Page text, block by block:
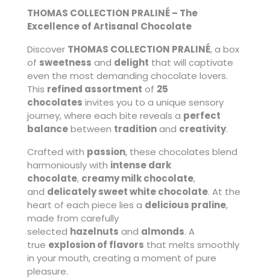
THOMAS COLLECTION PRALINÉ – The
Excellence of Artisanal Chocolate
Discover THOMAS COLLECTION PRALINÉ, a box
of sweetness and delight that will captivate
even the most demanding chocolate lovers.
This refined assortment of 25
chocolates invites you to a unique sensory
journey, where each bite reveals a perfect
balancebetween traditionand creativity.
Crafted with passion, these chocolates blend
harmoniously with intense dark
chocolate, creamy milk chocolate,
and delicately sweet white chocolate. At the
heart of each piece lies a delicious praline,
made from carefully
selected hazelnuts and almonds. A
true explosion of flavors that melts smoothly
in your mouth, creating a moment of pure
pleasure.